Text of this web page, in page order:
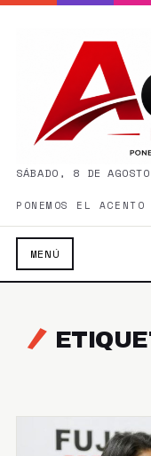
SÁBADO, 8 DE
PONEMOS EL
MENÚ